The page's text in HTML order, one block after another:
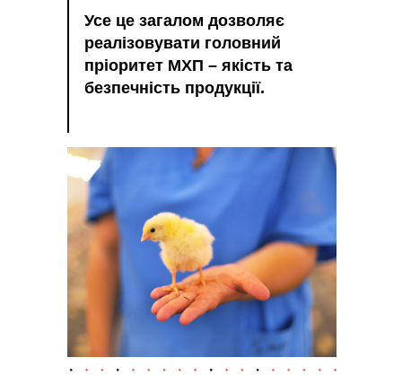
Усе це загалом дозволяє
реалізовувати головний
пріоритет МХП – якість та
безпечність продукції.